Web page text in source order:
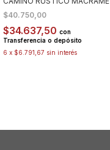
$40.750,00
$34.637,50 con
Transferencia o depósito
6 x $6.791,67 sin interés